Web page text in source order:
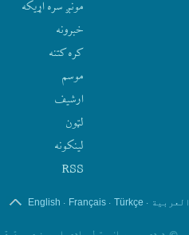
مونږ سره اړيکه
‫خبرونه
کره کتنه
موسم
ارشيف
لټون
لينکونه
RSS
العربیة .
Türkçe
.
Français
.
English